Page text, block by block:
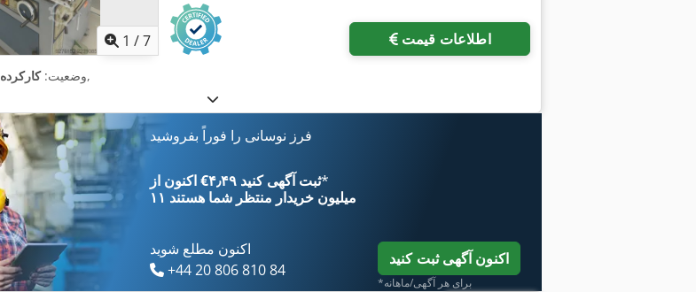
1 /7 اطلاعات قیمت
وضعیت:کارکرده ,
فرز نوسانی را فوراً بفروشید
اکنون از ‎€۴٫۴۹ ثبت آگهی کنید*
۱۱ میلیون خریدار منتظر شما هستند
اکنون مطلع شوید
+44 20 806 810 84
اکنون آگهی ثبت کنید
*برای هر آگهی/ماهانه